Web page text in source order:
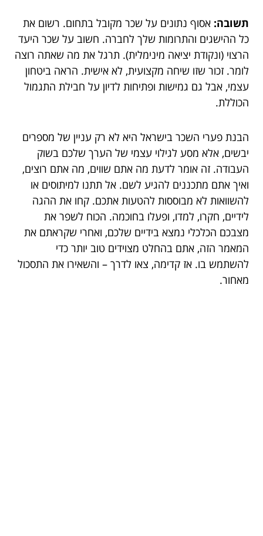
תשובה: אסוף נתונים על שכר מקובל בתחום. רשום את
כל ההישגים והתרומות שלך לחברה. חשוב על שכר היעד
הרצוי (ונקודת יציאה מינימלית). תרגל את מה שאתה רוצה
לומר. זכור שזו שיחה מקצועית, לא אישית. הראה ביטחון
עצמי, אבל גם גמישות ופתיחות לדיון על חבילת התגמול
הכוללת.
הבנת פערי השכר בישראל היא לא רק עניין של מספרים
יבשים, אלא מסע לגילוי עצמי של הערך שלכם בשוק
העבודה. זה אומר לדעת מה אתם שווים, מה אתם רוצים,
ואיך אתם מתכננים להגיע לשם. אל תתנו למיתוסים או
להשוואות לא מבוססות להטעות אתכם. קחו את ההגה
לידיים, חקרו, למדו, ופעלו בחוכמה. הכוח לשפר את
מצבכם הכלכלי נמצא בידיים שלכם, ואחרי שקראתם את
המאמר הזה, אתם בהחלט מצוידים טוב יותר כדי
להשתמש בו. אז קדימה, צאו לדרך – והשאירו את התסכול
מאחור.